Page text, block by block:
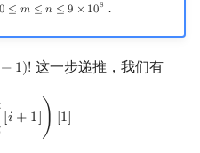
0 ≤ 𝑚 ≤ 𝑛 ≤ 9 × 108
0 ≤m≤n ≤9 ×108 ．
− 1)! 这一步递推，我们有
[𝑖 + 1] ) [1]
])[